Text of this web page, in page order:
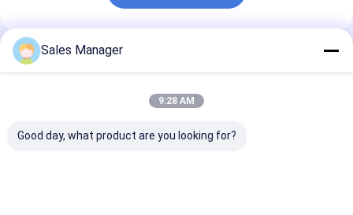
Prodotti Raccomandati
Sales Manager
9:28 AM
Good day, what product are you looking for?